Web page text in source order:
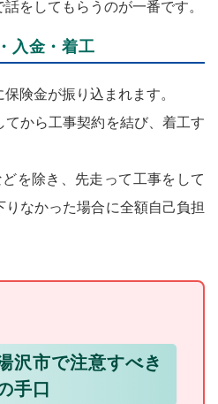
をしてもらうのが一番です。
入金・着工
険金が振り込まれます。
から工事契約を結び、着工す
を除き、先走って工事をして
なかった場合に全額自己負担
沢市で注意すべき
手口